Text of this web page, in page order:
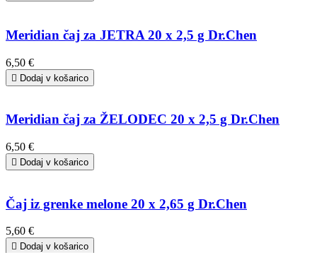
Meridian čaj za JETRA 20 x 2,5 g Dr.Chen
6,50 €
 Dodaj v košarico
Meridian čaj za ŽELODEC 20 x 2,5 g Dr.Chen
6,50 €
 Dodaj v košarico
Čaj iz grenke melone 20 x 2,65 g Dr.Chen
5,60 €
 Dodaj v košarico